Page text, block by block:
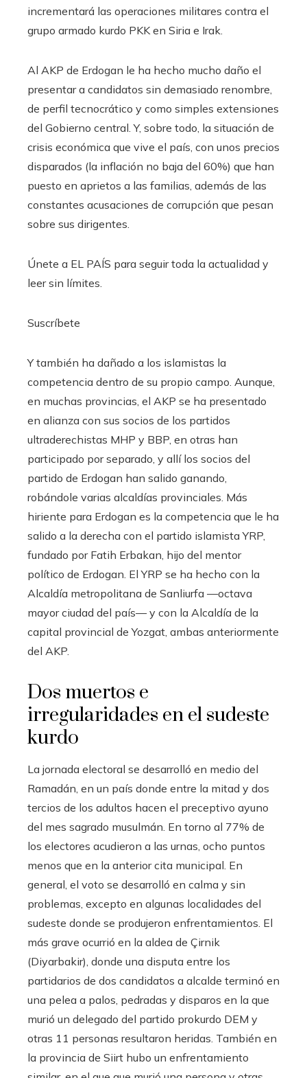
incrementará las operaciones militares contra el
grupo armado kurdo PKK en Siria e Irak.
Al AKP de Erdogan le ha hecho mucho daño el
presentar a candidatos sin demasiado renombre,
de perfil tecnocrático y como simples extensiones
del Gobierno central. Y, sobre todo, la situación de
crisis económica que vive el país, con unos precios
disparados (la inflación no baja del 60%) que han
puesto en aprietos a las familias, además de las
constantes acusaciones de corrupción que pesan
sobre sus dirigentes.
Únete a EL PAÍS para seguir toda la actualidad y
leer sin límites.
Suscríbete
Y también ha dañado a los islamistas la
competencia dentro de su propio campo. Aunque,
en muchas provincias, el AKP se ha presentado
en alianza con sus socios de los partidos
ultraderechistas MHP y BBP, en otras han
participado por separado, y allí los socios del
partido de Erdogan han salido ganando,
robándole varias alcaldías provinciales. Más
hiriente para Erdogan es la competencia que le ha
salido a la derecha con el partido islamista YRP,
fundado por Fatih Erbakan, hijo del mentor
político de Erdogan. El YRP se ha hecho con la
Alcaldía metropolitana de Sanliurfa —octava
mayor ciudad del país— y con la Alcaldía de la
capital provincial de Yozgat, ambas anteriormente
del AKP.
Dos muertos e
irregularidades en el sudeste
kurdo
La jornada electoral se desarrolló en medio del
Ramadán, en un país donde entre la mitad y dos
tercios de los adultos hacen el preceptivo ayuno
del mes sagrado musulmán. En torno al 77% de
los electores acudieron a las urnas, ocho puntos
menos que en la anterior cita municipal. En
general, el voto se desarrolló en calma y sin
problemas, excepto en algunas localidades del
sudeste donde se produjeron enfrentamientos. El
más grave ocurrió en la aldea de Çirnik
(Diyarbakir), donde una disputa entre los
partidarios de dos candidatos a alcalde terminó en
una pelea a palos, pedradas y disparos en la que
murió un delegado del partido prokurdo DEM y
otras 11 personas resultaron heridas. También en
la provincia de Siirt hubo un enfrentamiento